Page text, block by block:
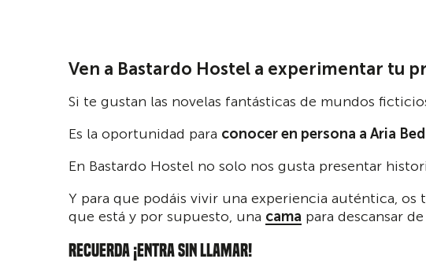
Ven a Bastardo Hostel a experimentar tu
Si te gustan las novelas fantásticas de mundos
Es la oportunidad para conocer en persona a Aria
En Bastardo Hostel no solo nos gusta presentar
Y para que podáis vivir una experiencia auténtica, os
que está y por supuesto, una cama para descansar
RECUERDA ¡ENTRA SIN LLAMAR!